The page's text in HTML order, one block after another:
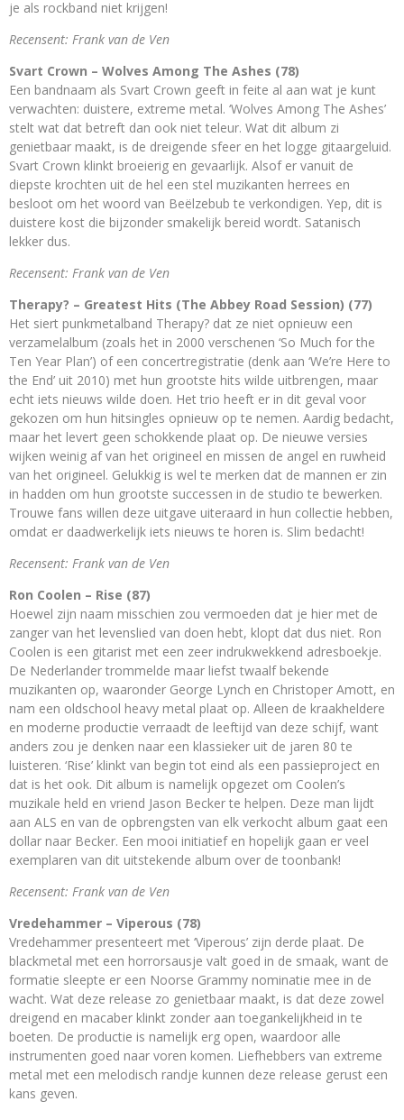
je als rockband niet krijgen!
Recensent: Frank van de Ven
Svart Crown – Wolves Among The Ashes (78)
Een bandnaam als Svart Crown geeft in feite al aan wat je kunt
verwachten: duistere, extreme metal. ‘Wolves Among The Ashes’
stelt wat dat betreft dan ook niet teleur. Wat dit album zi
genietbaar maakt, is de dreigende sfeer en het logge gitaargeluid.
Svart Crown klinkt broeierig en gevaarlijk. Alsof er vanuit de
diepste krochten uit de hel een stel muzikanten herrees en
besloot om het woord van Beëlzebub te verkondigen. Yep, dit is
duistere kost die bijzonder smakelijk bereid wordt. Satanisch
lekker dus.
Recensent: Frank van de Ven
Therapy? – Greatest Hits (The Abbey Road Session) (77)
Het siert punkmetalband Therapy? dat ze niet opnieuw een
verzamelalbum (zoals het in 2000 verschenen ‘So Much for the
Ten Year Plan’) of een concertregistratie (denk aan ‘We’re Here to
the End’ uit 2010) met hun grootste hits wilde uitbrengen, maar
echt iets nieuws wilde doen. Het trio heeft er in dit geval voor
gekozen om hun hitsingles opnieuw op te nemen. Aardig bedacht,
maar het levert geen schokkende plaat op. De nieuwe versies
wijken weinig af van het origineel en missen de angel en ruwheid
van het origineel. Gelukkig is wel te merken dat de mannen er zin
in hadden om hun grootste successen in de studio te bewerken.
Trouwe fans willen deze uitgave uiteraard in hun collectie hebben,
omdat er daadwerkelijk iets nieuws te horen is. Slim bedacht!
Recensent: Frank van de Ven
Ron Coolen – Rise (87)
Hoewel zijn naam misschien zou vermoeden dat je hier met de
zanger van het levenslied van doen hebt, klopt dat dus niet. Ron
Coolen is een gitarist met een zeer indrukwekkend adresboekje.
De Nederlander trommelde maar liefst twaalf bekende
muzikanten op, waaronder George Lynch en Christoper Amott, en
nam een oldschool heavy metal plaat op. Alleen de kraakheldere
en moderne productie verraadt de leeftijd van deze schijf, want
anders zou je denken naar een klassieker uit de jaren 80 te
luisteren. ‘Rise’ klinkt van begin tot eind als een passieproject en
dat is het ook. Dit album is namelijk opgezet om Coolen’s
muzikale held en vriend Jason Becker te helpen. Deze man lijdt
aan ALS en van de opbrengsten van elk verkocht album gaat een
dollar naar Becker. Een mooi initiatief en hopelijk gaan er veel
exemplaren van dit uitstekende album over de toonbank!
Recensent: Frank van de Ven
Vredehammer – Viperous (78)
Vredehammer presenteert met ‘Viperous’ zijn derde plaat. De
blackmetal met een horrorsausje valt goed in de smaak, want de
formatie sleepte er een Noorse Grammy nominatie mee in de
wacht. Wat deze release zo genietbaar maakt, is dat deze zowel
dreigend en macaber klinkt zonder aan toegankelijkheid in te
boeten. De productie is namelijk erg open, waardoor alle
instrumenten goed naar voren komen. Liefhebbers van extreme
metal met een melodisch randje kunnen deze release gerust een
kans geven.